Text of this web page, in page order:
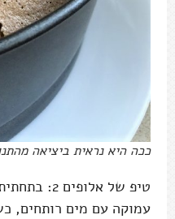
ככה היא נראית ביציאה
טיפ של
עמוקה עם מים רותחים,